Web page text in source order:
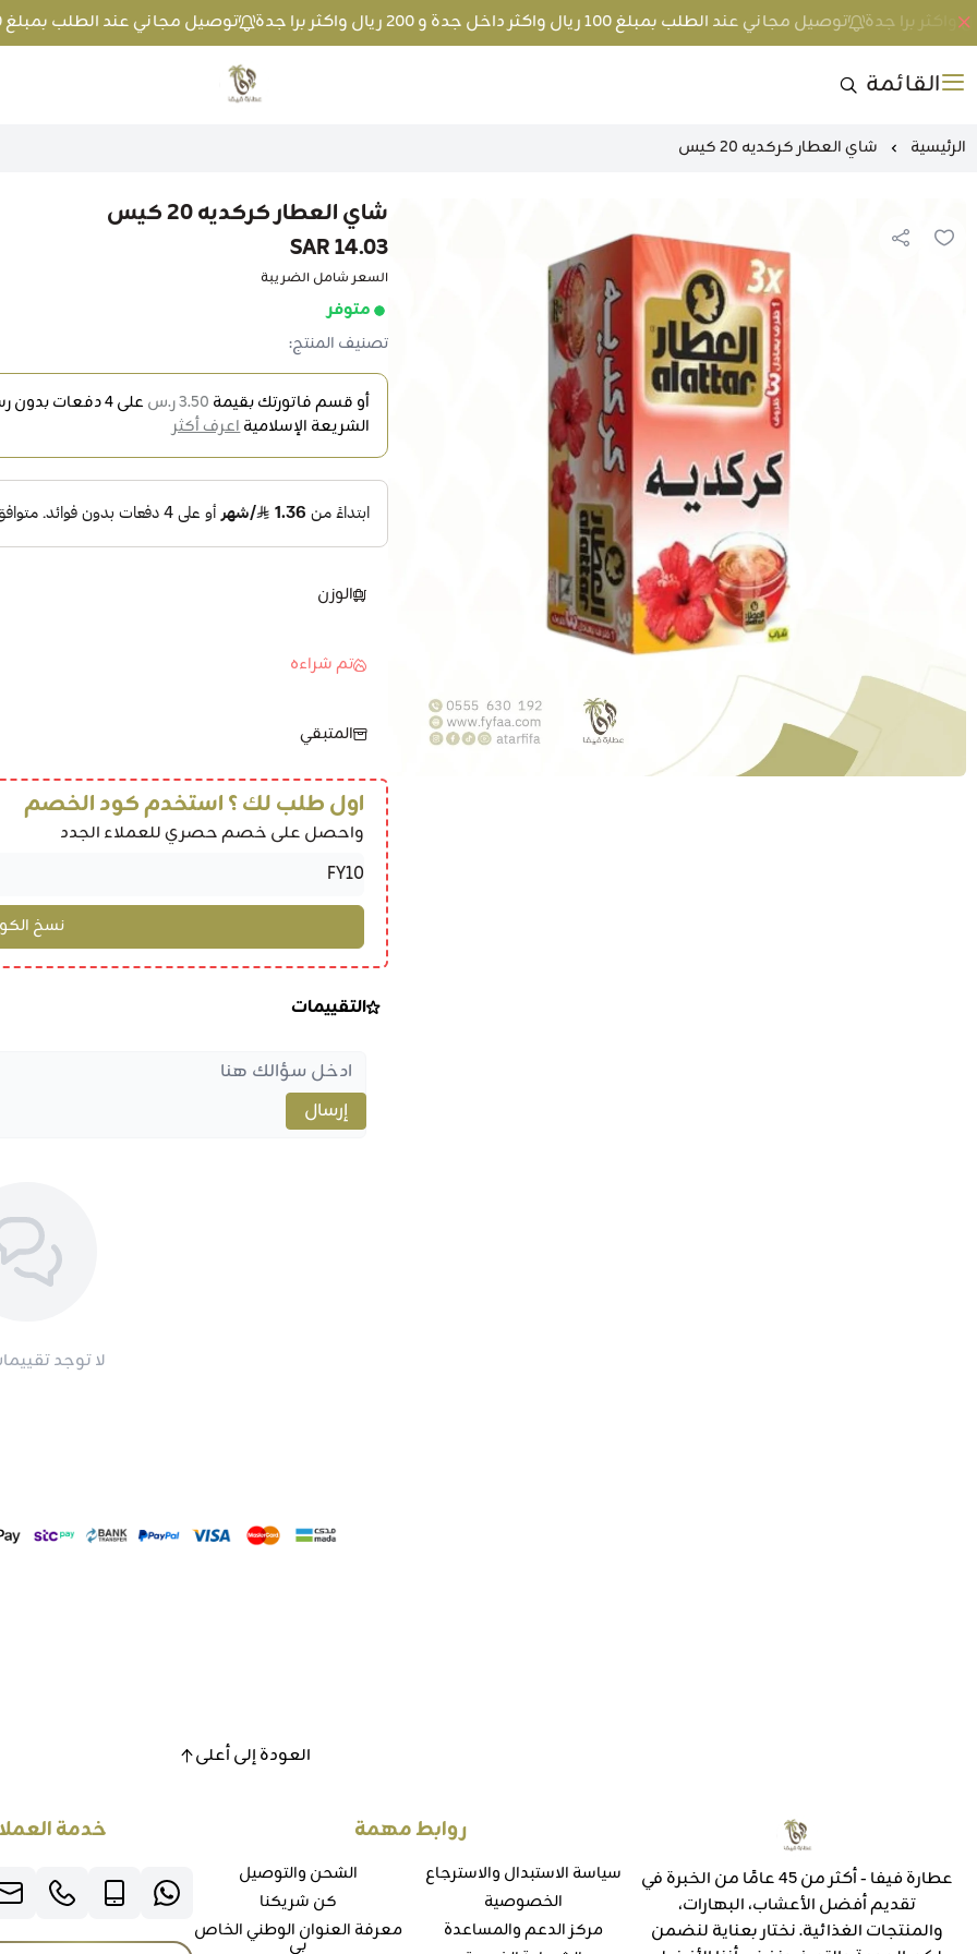
توصيل مجاني عند الطلب بمبلغ 100 ريال واكثر داخل جدة و 200 ريال واكثر برا جدة توصيل مجاني عند الطلب بمبلغ 100 ريال واكثر داخل جدة و 200 ريال واكثر برا جدة
القائمة متجر عطارة فيفا
الرئيسية شاي العطار كركديه 20 كيس
شاي العطار كركديه 20 كيس
14.03 SAR
السعر شامل الضريبة
متوفر
تصنيف المنتج:
أو قسم فاتورتك بقيمة 3.50 ر.س على4دفعات بدون
الشريعة الإسلاميةاعرف أكثر
الوزن
تم شراءه
المتبقي
اول طلب لك ؟ استخدم كود الخصم
واحصل على خصم حصري للعملاء الجدد
التقييمات
إرسال
لا توجد
العودة إلى أعلى
عطارة فيفا - أكثر من 45 عامًا من الخبرة في
تقديم أفضل الأعشاب، البهارات،
والمنتجات الغذائية. نختار بعناية لنضمن
روابط مهمة
سياسة الاستبدال والاسترجاع
الخصوصية
مركز الدعم والمساعدة
الشحن والتوصيل
كن شريكنا
معرفة العنوان الوطني الخاص
بي
خدمة